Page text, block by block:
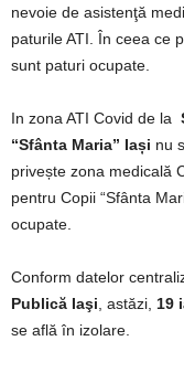
nevoie de asistenţă
paturile ATI. În ceea ce
sunt paturi ocupate.
In zona ATI Covid de la
“Sfânta Maria” Iași nu
privește zona medicală
pentru Copii “Sfânta
ocupate.
Conform datelor
Publică Iaşi , astăzi, 19
se află în izolare.